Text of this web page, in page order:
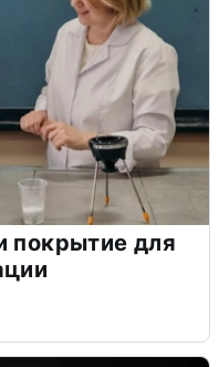
покрытие для